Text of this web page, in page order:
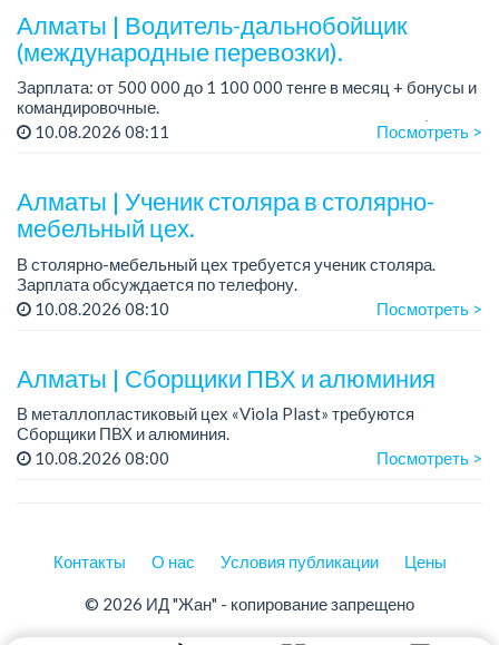
Алматы | Водитель-дальнобойщик
(международные перевозки).
Зарплата: от 500 000 до 1 100 000 тенге в месяц + бонусы и
командировочные.
Требования: права категории Е, опыт работы от 3 лет (опыт
10.08.2026 08:11 Посмотреть >
Алматы | Ученик столяра в столярно-
мебельный цех.
В столярно-мебельный цех требуется ученик столяра.
Зарплата обсуждается по телефону.
График работы: 5/2, с 08.00 до 18.00.
Требования: опыт работы не требуется; желание обучаться
10.08.2026 08:10 Посмотреть >
Алматы | Сборщики ПВХ и алюминия
В металлопластиковый цех «Viola Plast» требуются
Сборщики ПВХ и алюминия.
График работы: 5/2, с 08.00 до 17.00.
10.08.2026 08:00 Посмотреть >
Контакты О нас Условия публикации Цены
© 2026 ИД "Жан" - копирование запрещено